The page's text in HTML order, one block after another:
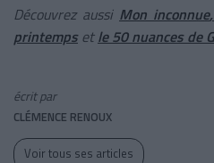
Découvrez aussi Mon inconnue
printempsetle50 nuances de
écrit par
CLÉMENCE RENOUX
Voir tous ses articles